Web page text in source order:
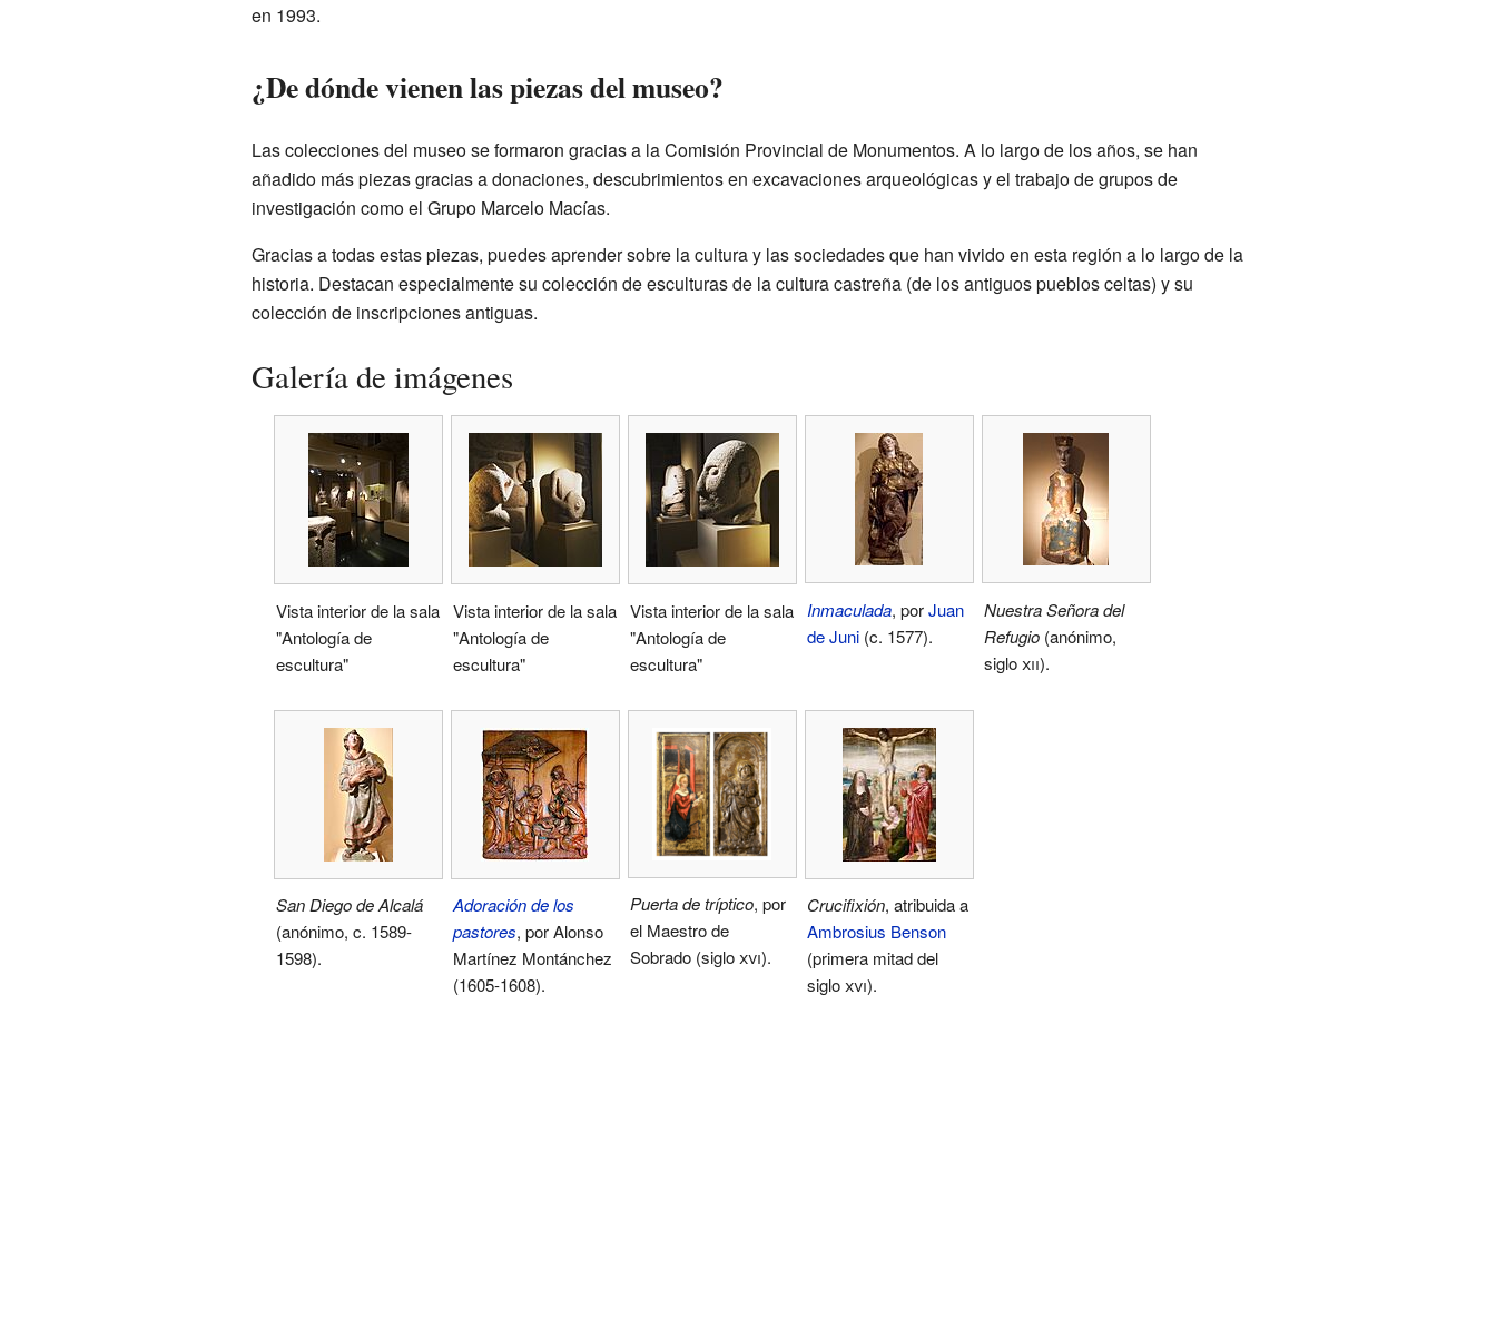
en 1993.
¿De dónde vienen las piezas del museo?
Las colecciones del museo se formaron gracias a la Comisión Provincial de Monumentos. A lo largo de los años, se han
añadido más piezas gracias a donaciones, descubrimientos en excavaciones arqueológicas y el trabajo de grupos de
investigación como el Grupo Marcelo Macías.
Gracias a todas estas piezas, puedes aprender sobre la cultura y las sociedades que han vivido en esta región a lo largo de la
historia. Destacan especialmente su colección de esculturas de la cultura castreña (de los antiguos pueblos celtas) y su
colección de inscripciones antiguas.
Galería de imágenes
Vista interior de la sala
"Antología de
escultura"
Vista interior de la sala
"Antología de
escultura"
Vista interior de la sala
"Antología de
escultura"
Inmaculada, porJuan
de Juni(c. 1577).
Nuestra Señora del
Refugio(anónimo,
sigloxii).
San Diego de Alcalá
(anónimo, c. 1589-
1598).
Adoración de los
pastores, por Alonso
Martínez Montánchez
(1605-1608).
Puerta de tríptico, por
el Maestro de
Sobrado (sigloxvi).
Crucifixión, atribuida a
Ambrosius Benson
(primera mitad del
sigloxvi).